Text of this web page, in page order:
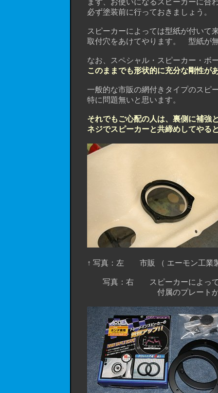
まず、お使いになるスピーカーに合わ
必ず塗装前に行っておきましょう。
スピーカーによっては型紙が付いて来
取付穴をあけてやります。 型紙が無
なお、スペシャル・スピーカー・ボー
このままでも形状的に充分な剛性が
一般的な市販の網付きタイプのスピー
特に問題無いと思います。
それでもご心配の人は、裏側に補強
ネジでスピーカーと共締めしてやる
↑ 写真：左 市販 （ エーモン工業製
写真：右 スピーカーによっては、
付属のプレートがある場合